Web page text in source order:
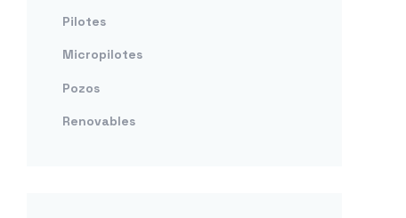
Pilotes
Micropilotes
Pozos
Renovables